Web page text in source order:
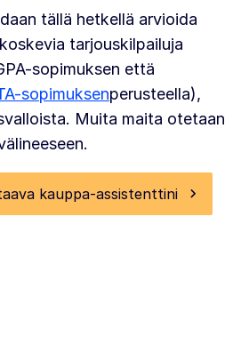
tällä hetkellä arvioida
tarjouskilpailuja
sopimuksen että
sopimuksenperusteella),
Muita maita otetaan
kauppa-assistenttini